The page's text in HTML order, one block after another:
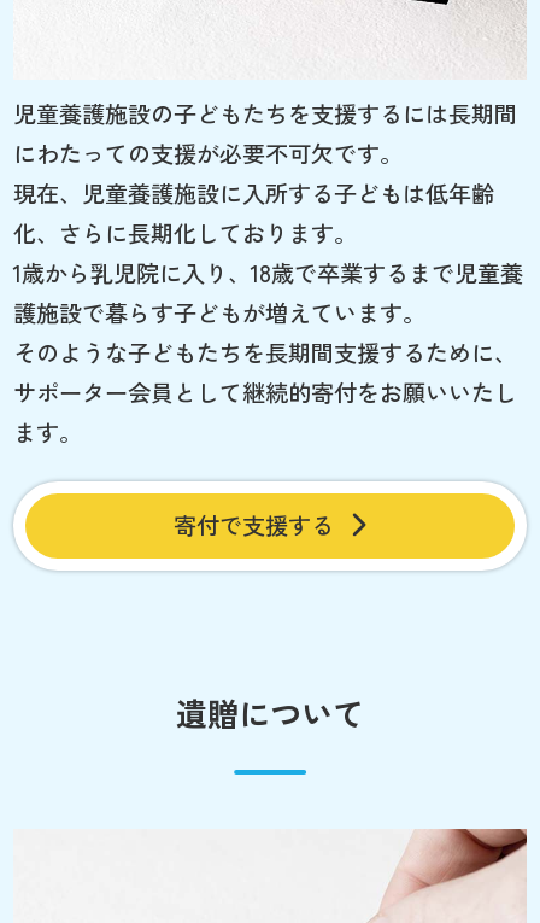
児童養護施設の子どもたちを支援するには長期間
にわたっての支援が必要不可欠です。
現在、児童養護施設に入所する子どもは低年齢
化、さらに長期化しております。
1歳から乳児院に入り、18歳で卒業するまで児童養
護施設で暮らす子どもが増えています。
そのような子どもたちを長期間支援するために、
サポーター会員として継続的寄付をお願いいたし
ます。
寄付で支援する
遺贈について